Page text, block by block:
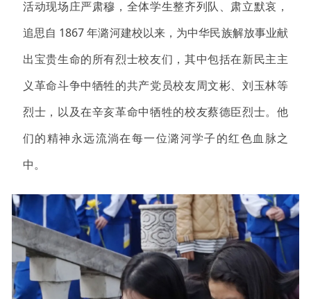
活动现场庄严肃穆，全体学生整齐列队、肃立默哀，
追思自 1867 年潞河建校以来，为中华民族解放事业献
出宝贵生命的所有烈士校友们，其中包括在新民主主
义革命斗争中牺牲的共产党员校友周文彬、刘玉林等
烈士，以及在辛亥革命中牺牲的校友蔡德臣烈士。他
们的精神永远流淌在每一位潞河学子的红色血脉之
中。